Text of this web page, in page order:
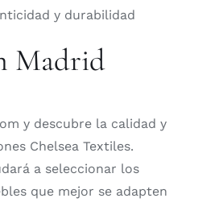
y durabilidad
Madrid
y descubre la calidad y
Chelsea Textiles.
a seleccionar los
que mejor se adapten